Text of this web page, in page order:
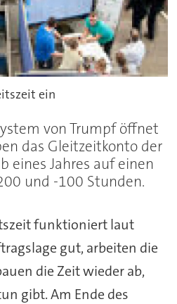
ein
von Trumpf öffnet
das Gleitzeitkonto der
eines Jahres auf einen
und -100 Stunden.
funktioniert laut
gut, arbeiten die
die Zeit wieder ab,
gibt. Am Ende des